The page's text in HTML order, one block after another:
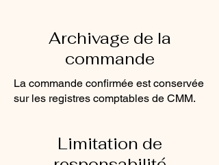
Archivage de la
commande
La commande confirmée est conservée
sur les registres comptables de CMM.
Limitation de